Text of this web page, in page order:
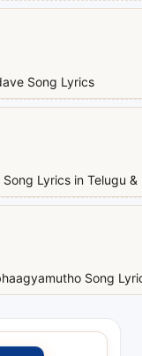
Song Lyrics
Lyrics in Telugu &
Song